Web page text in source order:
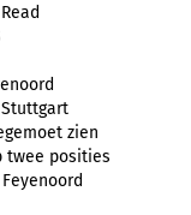
zien
twee posities